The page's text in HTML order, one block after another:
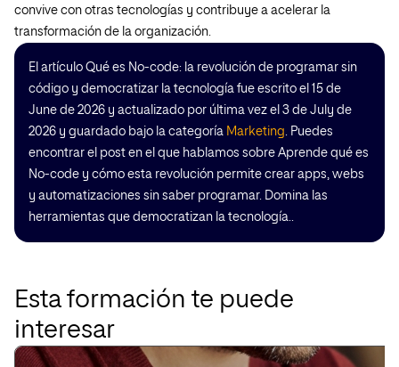
convive con otras tecnologías y contribuye a acelerar la
transformación de la organización.
El artículo Qué es No-code: la revolución de programar sin
código y democratizar la tecnología fue escrito el 15 de
June de 2026 y actualizado por última vez el 3 de July de
2026 y guardado bajo la categoría Marketing. Puedes
encontrar el post en el que hablamos sobre Aprende qué es
No-code y cómo esta revolución permite crear apps, webs
y automatizaciones sin saber programar. Domina las
herramientas que democratizan la tecnología..
Esta formación te puede
interesar